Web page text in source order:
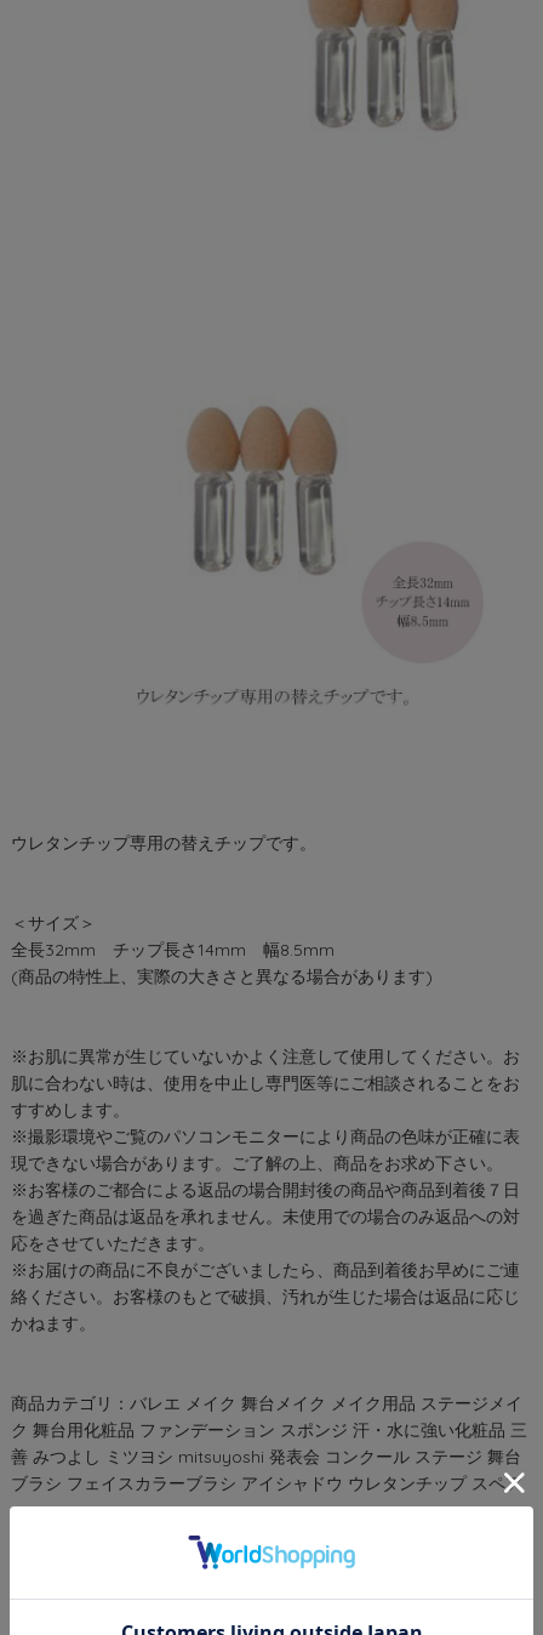
ウレタンチップ専用の替えチップです。
＜サイズ＞
全長32mm チップ長さ14mm 幅8.5mm
(商品の特性上、実際の大きさと異なる場合があります)
※お肌に異常が生じていないかよく注意して使用してください。お
肌に合わない時は、使用を中止し専門医等にご相談されることをお
すすめします。
※撮影環境やご覧のパソコンモニターにより商品の色味が正確に表
現できない場合があります。ご了解の上、商品をお求め下さい。
※お客様のご都合による返品の場合開封後の商品や商品到着後７日
を過ぎた商品は返品を承れません。未使用での場合のみ返品への対
応をさせていただきます。
※お届けの商品に不良がございましたら、商品到着後お早めにご連
絡ください。お客様のもとで破損、汚れが生じた場合は返品に応じ
かねます。
商品カテゴリ：バレエ メイク 舞台メイク メイク用品 ステージメイ
ク 舞台用化粧品 ファンデーション スポンジ 汗・水に強い化粧品 三
善 みつよし ミツヨシ mitsuyoshi 発表会 コンクール ステージ 舞台
ブラシ フェイスカラーブラシ アイシャドウ ウレタンチップ スペア